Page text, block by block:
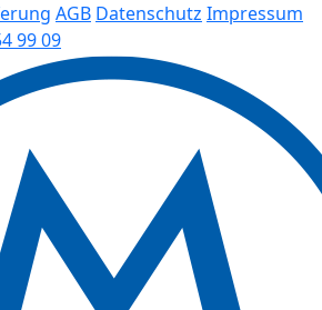
AGB Datenschutz Impressum
99 09